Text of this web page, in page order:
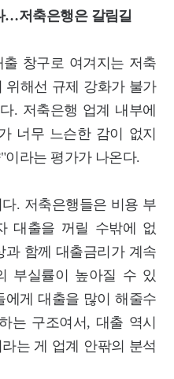
…저축은행은 갈림길
출 창구로 여겨지는 저축
위해선 규제 강화가 불가
. 저축은행 업계 내부에
너무 느슨한 감이 없지
라는 평가가 나온다.
. 저축은행들은 비용 부
대출을 꺼릴 수밖에 없
과 함께 대출금리가 계속
부실률이 높아질 수 있
에게 대출을 많이 해줄수
는 구조여서, 대출 역시
는 게 업계 안팎의 분석